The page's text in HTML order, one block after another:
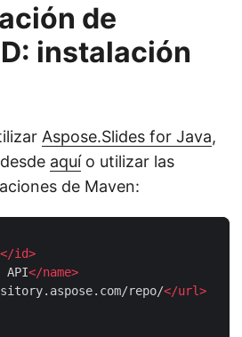
de
instalación
Aspose.Slides for Java,
aquío utilizar las
de Maven:
</id>
API</name>
repo/</url>